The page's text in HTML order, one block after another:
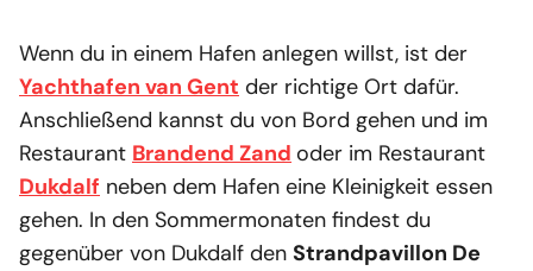
Wenn du in einem Hafen anlegen willst, ist der
Yachthafen van Gent der richtige Ort dafür.
Anschließend kannst du von Bord gehen und im
Restaurant Brandend Zand oder im Restaurant
Dukdalf neben dem Hafen eine Kleinigkeit essen
gehen. In den Sommermonaten findest du
gegenüber von Dukdalf den Strandpavillon De